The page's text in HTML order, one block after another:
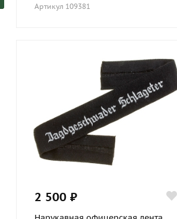
Артикул 109381
2 500 ₽